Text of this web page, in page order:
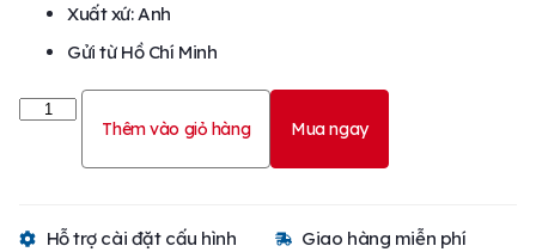
Xuất xứ: Anh
Gửi từ Hồ Chí Minh
Thêm vào giỏ hàng Mua ngay
Hỗ trợ cài đặt cấu hình
Giao hàng miễn phí